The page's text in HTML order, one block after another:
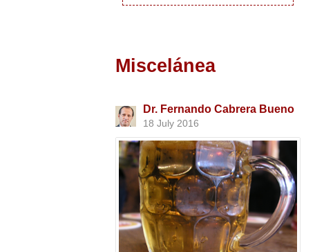
Miscelánea
Dr. Fernando Cabrera Bueno
18 July 2016